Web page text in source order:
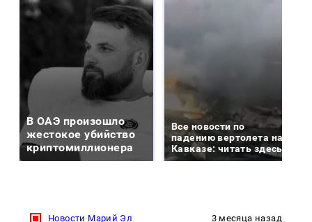
В ОАЭ произошло
жестокое убийство
криптомиллионера
Все новости по
падению вертолета на
Кавказе: читать здесь
Новости Марий Эл 3 месяца назад